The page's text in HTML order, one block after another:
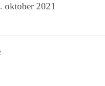
oktober 2021